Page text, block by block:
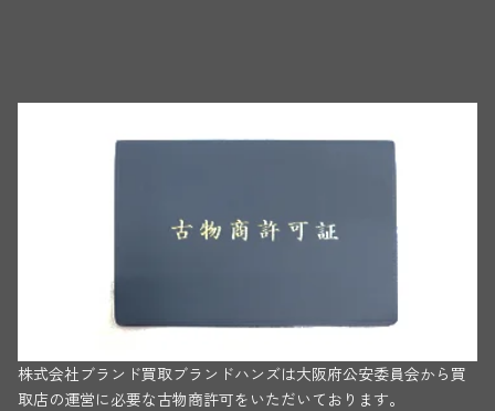
株式会社ブランド買取ブランドハンズは大阪府公安委員会から買
取店の運営に必要な古物商許可をいただいております。